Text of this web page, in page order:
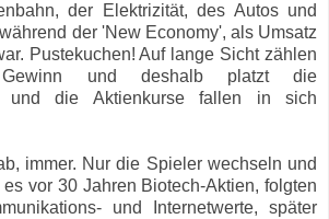
der Elektrizität, des Autos und
der 'New Economy', als Umsatz
Pustekuchen! Auf lange Sicht zählen
und deshalb platzt die
und die Aktienkurse fallen in sich
immer. Nur die Spieler wechseln und
vor 30 Jahren Biotech-Aktien, folgten
und Internetwerte, später